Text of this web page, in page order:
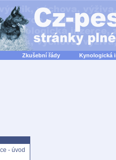
Zkušební řády Kynologická
- úvod